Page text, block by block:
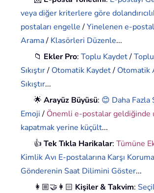
veya diğer kriterlere göre
postaları engelle/Yinelenen e-
Arama/ Klasörleri Düzenle...
📁 Ekler Pro:Toplu Kaydet/
Sıkıştır/ Otomatik Kaydet/ Otomatik
Sıkıştır...
🌟Arayüz Büyüsü: 😊 Daha Fazla
Emoji/ Önemli e-postalar geldiğinde
kapatmak yerine küçült...
👍Tek Tıkla Harikalar:Tümüne
Kimlik Avı E-postalarına Karşı Koruma
Gönderenin Saat Dilimini Göster...
👩🏼‍🤝‍👩🏻 Kişiler & Takvim: